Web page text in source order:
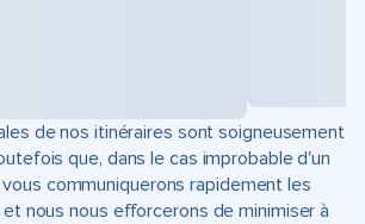
de nos itinéraires sont soigneusement
que, dans le cas improbable d'un
communiquerons rapidement les
nous nous efforcerons de minimiser à